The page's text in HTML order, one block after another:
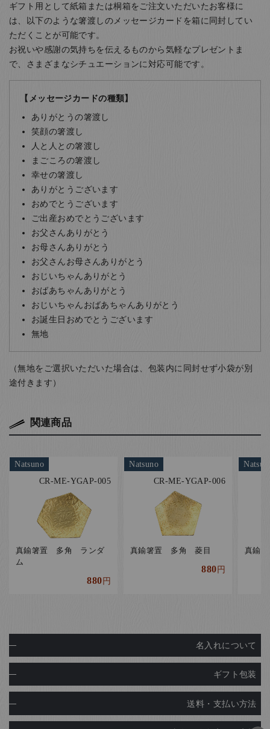
ギフト用として紙箱または桐箱をご注文いただいたお客様に
は、以下のような箸渡しのメッセージカードを箱に同封してい
ただくことが可能です。
お祝いや感謝の気持ちを伝えるものから気軽なプレゼントま
で、さまざまなシチュエーションに対応可能です。
【メッセージカードの種類】
ありがとうの箸渡し
笑顔の箸渡し
人と人との箸渡し
まごころの箸渡し
幸せの箸渡し
ありがとうございます
おめでとうございます
ご出産おめでとうございます
お父さんありがとう
お母さんありがとう
お父さんお母さんありがとう
おじいちゃんありがとう
おばあちゃんありがとう
おじいちゃんおばあちゃんありがとう
お誕生日おめでとうございます
無地
（無地をご選択いただいた場合は、包装内に同封せず小袋が別
途付きます）
関連商品
Natsuno
CR-ME-YGAP-005
真鍮箸置 多角 ランダ
ム
880円
Natsuno
CR-ME-YGAP-006
真鍮箸置 多角 菱目
880円
真鍮
名入れについて
ギフト包装
送料・支払い方法